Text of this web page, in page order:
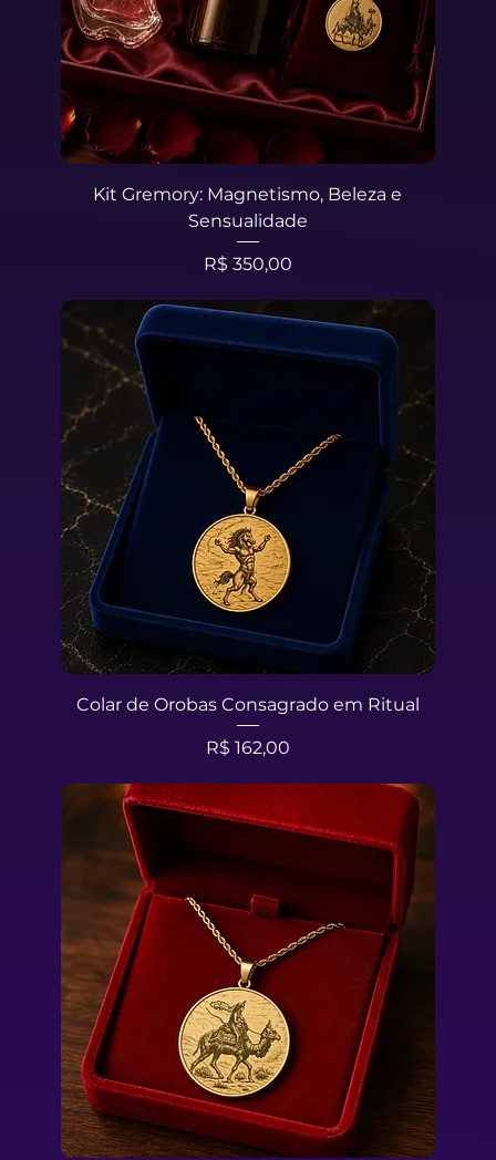
Kit Gremory: Magnetismo, Beleza e
Sensualidade
Preço
R$ 350,00
Colar de Orobas Consagrado em Ritual
Preço
R$ 162,00